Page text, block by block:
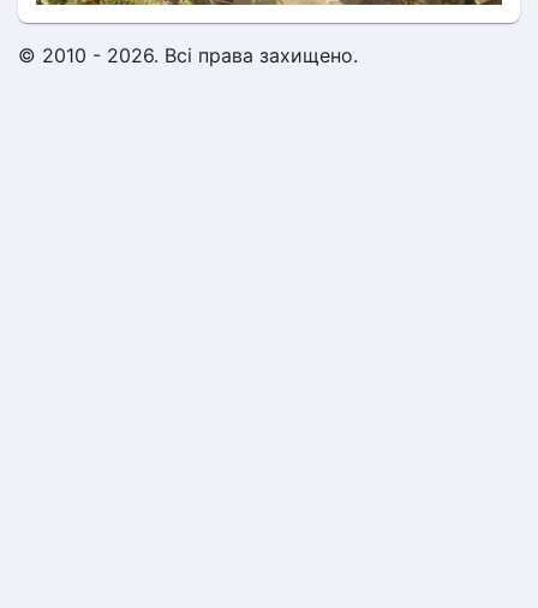
© 2010 - 2026. Всі права захищено.